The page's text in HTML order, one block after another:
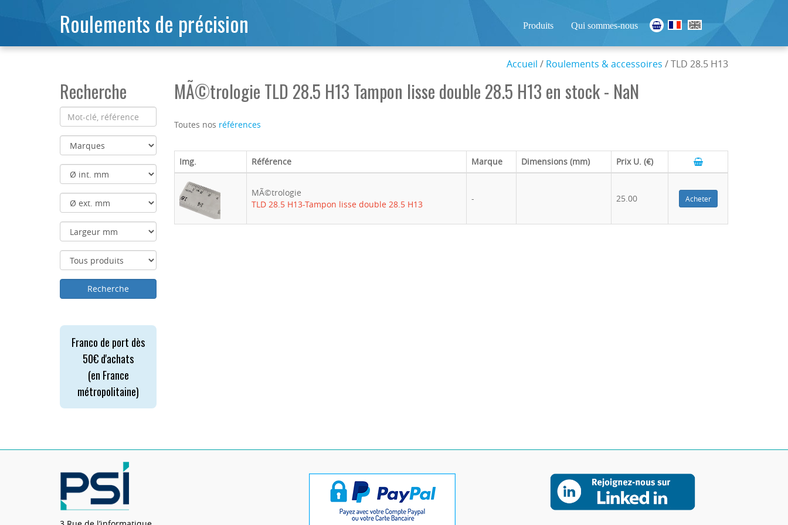
Roulements de précision Produits Qui sommes-nous
Accueil / Roulements & accessoires / TLD 28.5 H13
Recherche
Franco de port dès
50€ d'achats
(en France
métropolitaine)
MÃ©trologie TLD 28.5 H13 Tampon lisse double 28.5 H13 en stock - NaN
Toutes nos références
Img. Référence Marque Dimensions (mm) Prix U. (€)
MÃ©trologie
TLD 28.5 H13-Tampon lisse double 28.5 H13
- 25.00 Acheter